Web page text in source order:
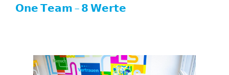
𝗢𝗻𝗲 𝗧𝗲𝗮𝗺 – 𝟴 𝗪𝗲𝗿𝘁𝗲